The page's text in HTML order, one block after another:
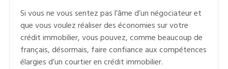
Si vous ne vous sentez pas l’âme d’un négociateur et
que vous voulez réaliser des économies sur votre
crédit immobilier, vous pouvez, comme beaucoup de
français, désormais, faire confiance aux compétences
élargies d’un courtier en crédit immobilier.